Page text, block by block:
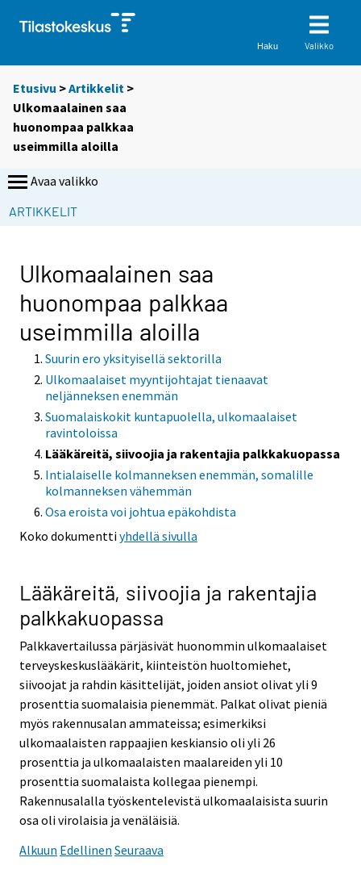
Haku Valikko
Etusivu >Artikkelit >
Ulkomaalainen saa
huonompaa palkkaa
useimmilla aloilla
Avaa valikko
ARTIKKELIT
Ulkomaalainen saa
huonompaa palkkaa
useimmilla aloilla
Suurin ero yksityisellä sektorilla
Ulkomaalaiset myyntijohtajat tienaavat
neljänneksen enemmän
Suomalaiskokit kuntapuolella, ulkomaalaiset
ravintoloissa
Lääkäreitä, siivoojia ja rakentajia palkkakuopassa
Intialaiselle kolmanneksen enemmän, somalille
kolmanneksen vähemmän
Osa eroista voi johtua epäkohdista
Koko dokumenttiyhdellä sivulla
Lääkäreitä, siivoojia ja rakentajia
palkkakuopassa
Palkkavertailussa pärjäsivät huonommin ulkomaalaiset
terveyskeskuslääkärit, kiinteistön huoltomiehet,
siivoojat ja rahdin käsittelijät, joiden ansiot olivat yli 9
prosenttia suomalaisia pienemmät. Palkat olivat pieniä
myös rakennusalan ammateissa; esimerkiksi
ulkomaalaisten rappaajien keskiansio oli yli 26
prosenttia ja ulkomaalaisten maalareiden yli 10
prosenttia suomalaista kollegaa pienempi.
Rakennusalalla työskentelevistä ulkomaalaisista suurin
osa oli virolaisia ja venäläisiä.
Alkuun Edellinen Seuraava